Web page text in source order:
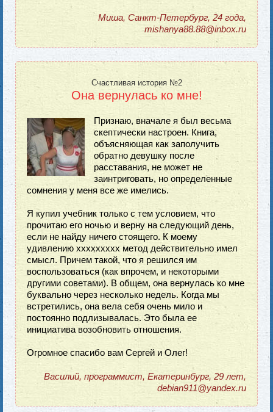
Миша, Санкт-Петербург, 24 года,
mishanya88.88@inbox.ru
Счастливая история №2
Она вернулась ко мне!
Признаю, вначале я был весьма
скептически настроен. Книга,
объясняющая как заполучить
обратно девушку после
расставания, не может не
заинтриговать, но определенные
сомнения у меня все же имелись.
Я купил учебник только с тем условием, что
прочитаю его ночью и верну на следующий день,
если не найду ничего стоящего. К моему
удивлению ххххххххх метод действительно имел
смысл. Причем такой, что я решился им
воспользоваться (как впрочем, и некоторыми
другими советами). В общем, она вернулась ко мне
буквально через несколько недель. Когда мы
встретились, она вела себя очень мило и
постоянно подлизывалась. Это была ее
инициатива возобновить отношения.
Огромное спасибо вам Сергей и Олег!
Василий, программист, Екатеринбург, 29 лет,
debian911@yandex.ru